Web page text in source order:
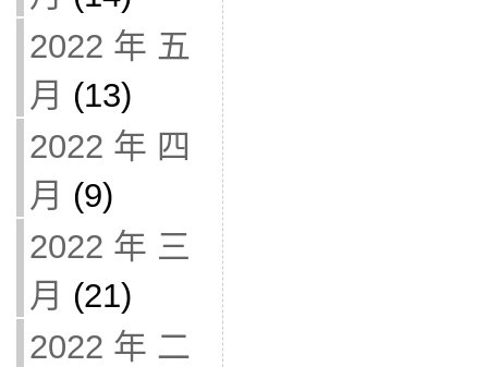
2022 年 五
月 (13)
2022 年 四
月 (9)
2022 年 三
月 (21)
2022 年 二